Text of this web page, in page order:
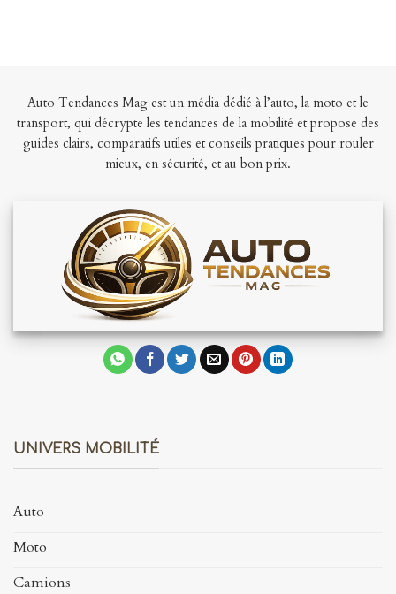
Auto Tendances Mag est un média dédié à l’auto, la moto et le
transport, qui décrypte les tendances de la mobilité et propose des
guides clairs, comparatifs utiles et conseils pratiques pour rouler
mieux, en sécurité, et au bon prix.
UNIVERS MOBILITÉ
Auto
Moto
Camions